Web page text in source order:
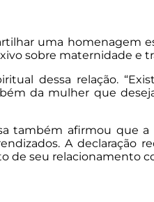
uma homenagem
sobre maternidade e
dessa relação.
da mulher que
também afirmou que
A declaração
seu relacionamento